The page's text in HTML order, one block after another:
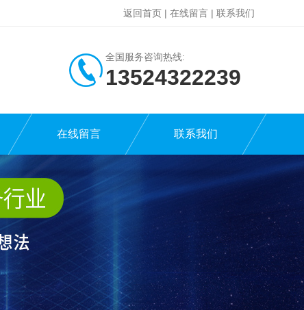
返回首页 | 在线留言 | 联系我们
全国服务咨询热线:
13524322239
在线留言 联系我们